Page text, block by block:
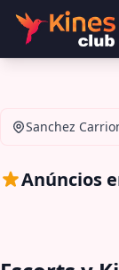
Sanchez
Anúncios